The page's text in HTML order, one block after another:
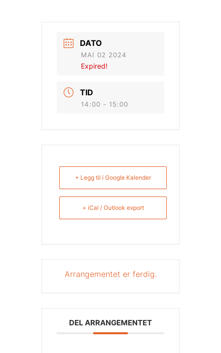
DATO
MAI 02 2024
Expired!
TID
14:00 - 15:00
+ Legg til i Google Kalender
+ iCal / Outlook export
Arrangementet er ferdig.
DEL ARRANGEMENTET